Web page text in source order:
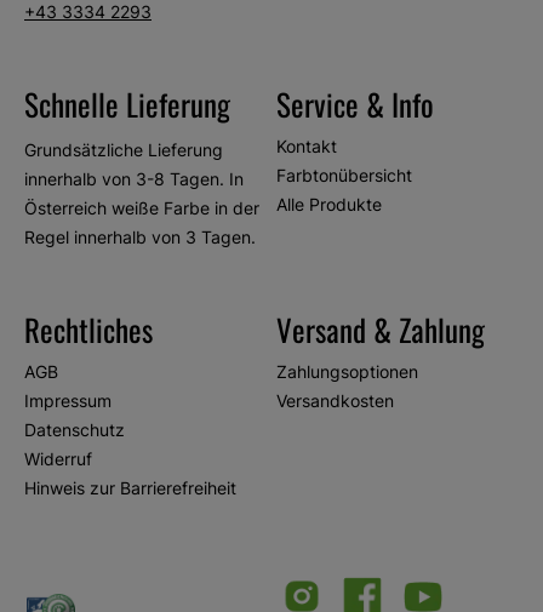
+43 3334 2293
Schnelle Lieferung
Grundsätzliche Lieferung
innerhalb von 3-8 Tagen. In
Österreich weiße Farbe in der
Regel innerhalb von 3 Tagen.
Service & Info
Kontakt
Farbtonübersicht
Alle Produkte
Rechtliches
AGB
Impressum
Datenschutz
Widerruf
Hinweis zur Barrierefreiheit
Versand & Zahlung
Zahlungsoptionen
Versandkosten